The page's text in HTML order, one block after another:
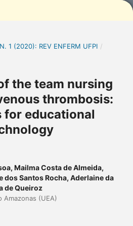
1 (2020): REV ENFERM UFPI /
the team nursing
thrombosis:
for educational
Mailma Costa de Almeida,
dos Santos Rocha, Aderlaine da
de Queiroz
Amazonas (UEA)